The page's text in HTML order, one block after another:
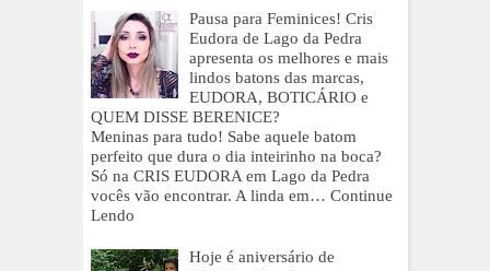
Pausa para Feminices! Cris
Eudora de Lago da Pedra
apresenta os melhores e mais
lindos batons das marcas,
EUDORA, BOTICÁRIO e
QUEM DISSE BERENICE?
Meninas para tudo! Sabe aquele batom
perfeito que dura o dia inteirinho na boca?
Só na CRIS EUDORA em Lago da Pedra
vocês vão encontrar. A linda em… Continue
Lendo
Hoje é aniversário de